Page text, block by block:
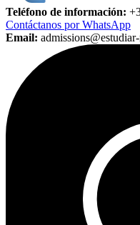
Teléfono de información:
Contáctanos por WhatsApp
Email: